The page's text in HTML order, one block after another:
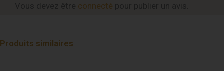
connecté
Produits similaires